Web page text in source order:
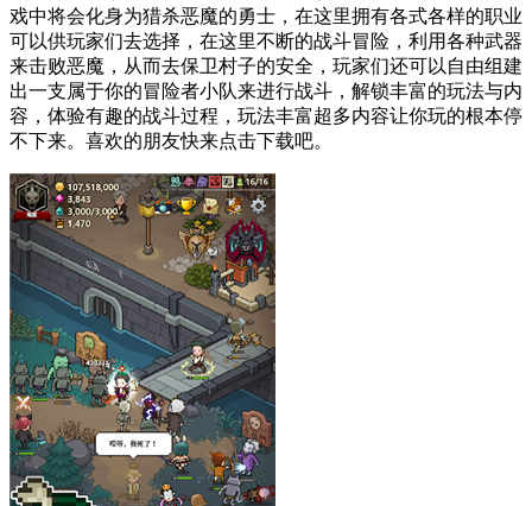
戏中将会化身为猎杀恶魔的勇士，在这里拥有各式各样的职业
可以供玩家们去选择，在这里不断的战斗冒险，利用各种武器
来击败恶魔，从而去保卫村子的安全，玩家们还可以自由组建
出一支属于你的冒险者小队来进行战斗，解锁丰富的玩法与内
容，体验有趣的战斗过程，玩法丰富超多内容让你玩的根本停
不下来。喜欢的朋友快来点击下载吧。